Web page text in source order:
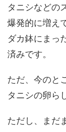
タニシなどの
爆発的に増え
ダカ鉢にまっ
済みです。
ただ、今のと
タニシの卵ら
ただし、まだ